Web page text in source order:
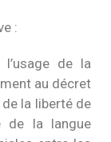
:
l’usage de la
au décret
la liberté de
de la langue